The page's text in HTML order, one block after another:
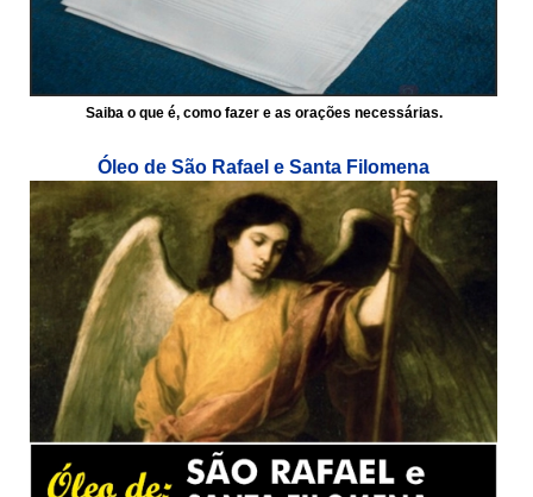
Saiba o que é, como fazer e as orações necessárias.
Óleo de São Rafael e Santa Filomena